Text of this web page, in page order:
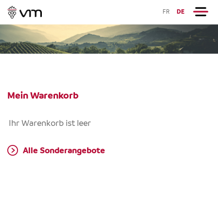
FR DE
Mein Warenkorb
Ihr Warenkorb ist leer
Alle Sonderangebote